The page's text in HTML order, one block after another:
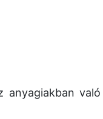
anyagiakban